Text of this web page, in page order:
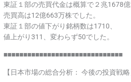
東証１部の売買代金は概算で２兆1678億
売買高は12億663万株でした。
東証１部の値下がり銘柄数は1710、
値上がり311、変わらず50でした。
■■■■■■■■■■■■■■■■■■■■■■■■■■■■■■
【日本市場の総合分析： 今後の投資戦略